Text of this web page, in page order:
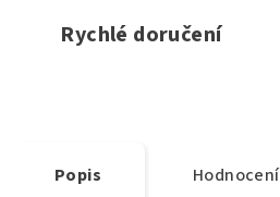
Rychlé doručení
Popis Hodnocení